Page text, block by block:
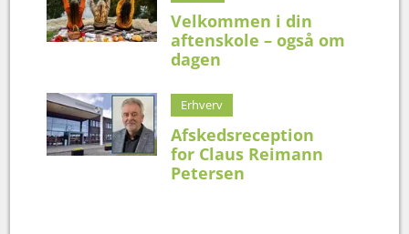
Velkommen i din
aftenskole – også om
dagen
Erhverv
Afskedsreception
for Claus Reimann
Petersen